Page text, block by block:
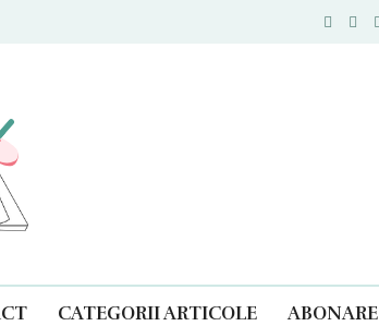
CATEGORII ARTICOLE ABONARE